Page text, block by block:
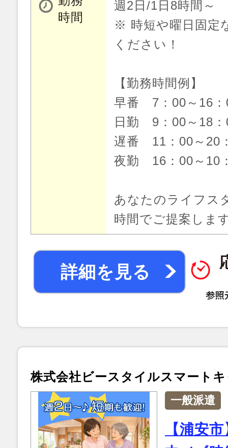
時間
週2日/1日8時間～
※ 時短や曜日固定
ください！
【勤務時間例】
早番 7：00～16：
日勤 9：00～18：
遅番 11：00～20
夜勤 16：00～10
あなたのライフス
時間でご提案しま
詳細を見る
株式会社ビースタイルスマート
一般派遣
【浦安